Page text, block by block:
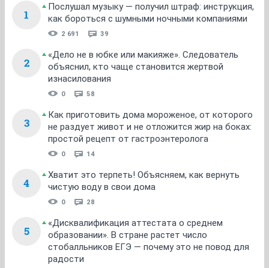
1
Послушал музыку — получил штраф: инструкция,
как бороться с шумными ночными компаниями
2 691 39
2
«Дело не в юбке или макияже». Следователь
объяснил, кто чаще становится жертвой
изнасилования
0 58
3
Как приготовить дома мороженое, от которого
не раздует живот и не отложится жир на боках:
простой рецепт от гастроэнтеролога
0 14
4
Хватит это терпеть! Объясняем, как вернуть
чистую воду в свои дома
0 28
5
«Дисквалификация аттестата о среднем
образовании». В стране растет число
стобалльников ЕГЭ — почему это не повод для
радости